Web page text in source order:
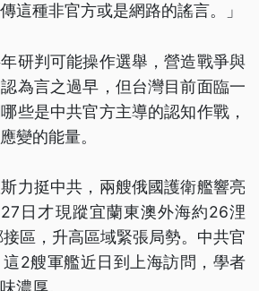
這種非官方或是網路的謠言。」
研判可能操作選舉，營造戰爭與
為言之過早，但台灣目前面臨一
些是中共官方主導的認知作戰，
變的能量。
力挺中共，兩艘俄國護衛艦響亮
日才現蹤宜蘭東澳外海約26浬
區，升高區域緊張局勢。中共官
2艘軍艦近日到上海訪問，學者